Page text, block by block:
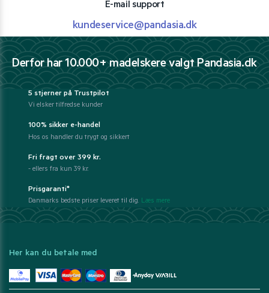
E-mail support
kundeservice@pandasia.dk
Derfor har 10.000+ madelskere valgt Pandasia.dk
5 stjerner på Trustpilot
Vi elsker tilfredse kunder
100% sikker e-handel
Hos os handler du trygt og sikkert
Fri fragt over 399 kr.
- ellers fra kun 39 kr.
Prisgaranti*
Danmarks bedste priser leveret til dig. Læs mere
Her kan du betale med